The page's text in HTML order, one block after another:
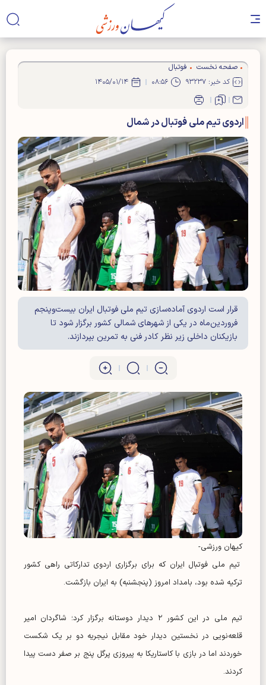
صفحه نخست
فوتبال
کد خبر: ۹۳۲۳۷
۰۸:۵۶ ۱۴۰۵/۰۱/۱۴
اردوی تیم ملی فوتبال در شمال
قرار است اردوی آماده‌سازی تیم ملی فوتبال ایران بیست‌وپنجم
فروردین‌ماه در یکی از شهرهای شمالی کشور برگزار شود تا
بازیکنان داخلی زیر نظر کادر فنی به تمرین بپردازند.
کیهان ورزشی-
تیم ملی فوتبال ایران که برای برگزاری اردوی تدارکاتی راهی کشور
ترکیه شده بود، بامداد امروز (پنجشنبه) به ایران بازگشت.
تیم ملی در این کشور ۲ دیدار دوستانه برگزار کرد؛ شاگردان امیر
قلعه‌نویی در نخستین دیدار خود مقابل نیجریه دو بر یک شکست
خوردند اما در بازی با کاستاریکا به پیروزی پرگل پنج بر صفر دست پیدا
کردند.